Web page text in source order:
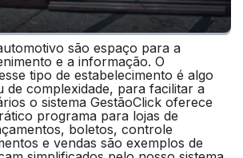
são espaço para a
e a informação. O
tipo de estabelecimento é algo
de complexidade, para facilitar a
o sistema GestãoClick oferece
programa para lojas de
boletos, controle
e vendas são exemplos de